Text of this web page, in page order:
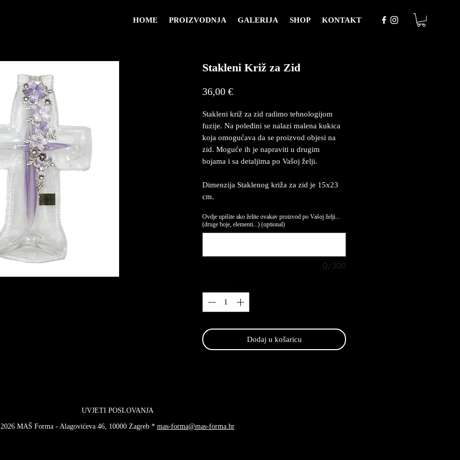
HOME PROIZVODNJA GALERIJA SHOP KONTAKT
Stakleni Križ za Zid
36,00 €Price
Stakleni križ za zid radimo tehnologijom
fuzije. Na poleđini se nalazi malena kukica
koja omogućava da se proizvod objesi na
zid. Moguće ih je napraviti u drugim
bojama i sa detaljima po Vašoj želji.
Dimenzija Staklenog križa za zid je 15x23
cm.
Ovdje upišite ako želite ovakav proizvod po Vašoj želji...
(druge boje, elementi...) (optional)
0/500
Dodaj u košaricu
UVJETI POSLOVANJA
MAŠ Forma - Alagovićeva 46, 10000 Zagreb * mas-forma@mas-forma.hr